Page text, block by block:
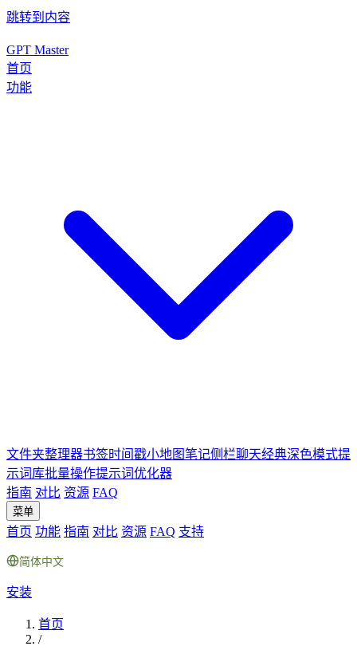
跳转到内容
GPT Master
首页
功能
文件夹整理器书签时间戳小地图笔记侧栏聊天经典深色模式提
示词库批量操作提示词优化器
指南 对比 资源 FAQ
菜单
首页 功能 指南 对比 资源 FAQ 支持
简体中文
安装
首页
/